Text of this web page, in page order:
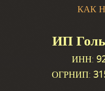
КАК
ИП
ИНН:
ОГРНИП: